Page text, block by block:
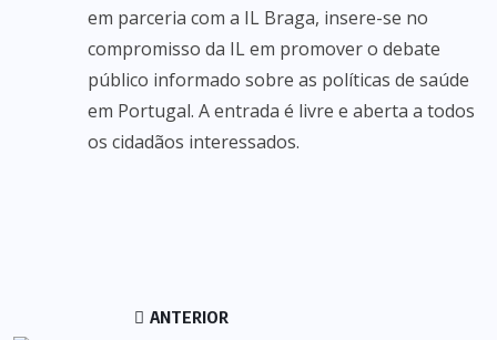
em parceria com a IL Braga, insere-se no
compromisso da IL em promover o debate
público informado sobre as políticas de saúde
em Portugal. A entrada é livre e aberta a todos
os cidadãos interessados.
ANTERIOR